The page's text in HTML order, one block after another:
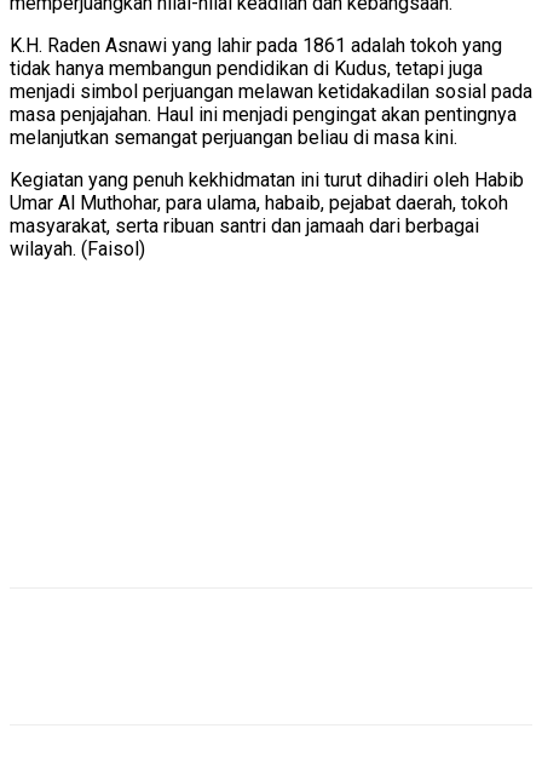
K.H. Raden Asnawi yang lahir pada 1861 adalah tokoh yang
tidak hanya membangun pendidikan di Kudus, tetapi juga
menjadi simbol perjuangan melawan ketidakadilan sosial pada
masa penjajahan. Haul ini menjadi pengingat akan pentingnya
melanjutkan semangat perjuangan beliau di masa kini.
Kegiatan yang penuh kekhidmatan ini turut dihadiri oleh Habib
Umar Al Muthohar, para ulama, habaib, pejabat daerah, tokoh
masyarakat, serta ribuan santri dan jamaah dari berbagai
wilayah. (Faisol)